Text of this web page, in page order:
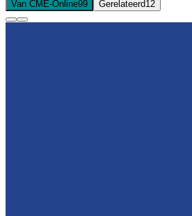
Van CME-Online99 Gerelateerd12